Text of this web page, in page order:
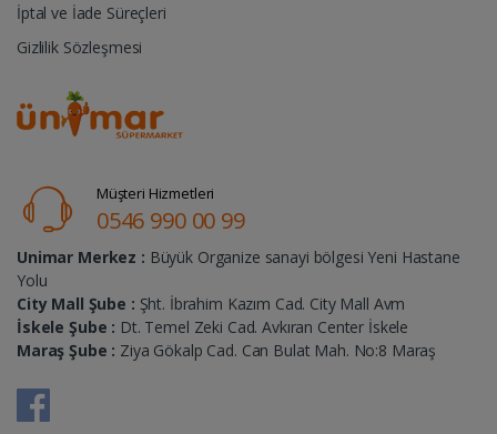
İptal ve İade Süreçleri
Gizlilik Sözleşmesi
Müşteri Hizmetleri
0546 990 00 99
Unimar Merkez : Büyük Organize sanayi bölgesi Yeni Hastane
Yolu
City Mall Şube : Şht. İbrahim Kazım Cad. City Mall Avm
İskele Şube : Dt. Temel Zeki Cad. Avkıran Center İskele
Maraş Şube : Ziya Gökalp Cad. Can Bulat Mah. No:8 Maraş